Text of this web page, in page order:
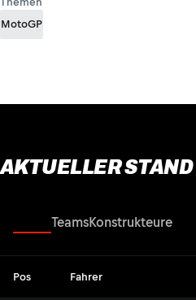
MotoGP
AKTUELLER STAND
TeamsKonstrukteure
Pos Fahrer